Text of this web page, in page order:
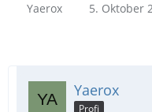
Yaerox 5. Oktober
Yaerox
Profi